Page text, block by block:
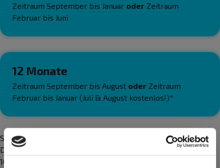
Zeitraum September bis Januar oder Zeitraum
Februar bis Juni
12 Monate
Zeitraum September bis August oder Zeitraum
Februar bis Januar (Juli & August kostenlos!)*
Schließen Sie einen Padelplatzvertrag über 12 Monate ab?
Dann spielen Sie im Juli und August kostenlos! Es werden nur
10 Monate berechnet.